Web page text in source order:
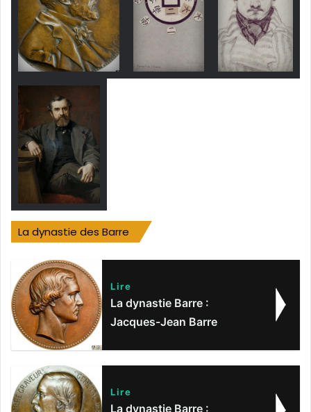
La dynastie des Barre
Lire
La dynastie Barre :
Jacques-Jean Barre
Lire
La dynastie Barre :